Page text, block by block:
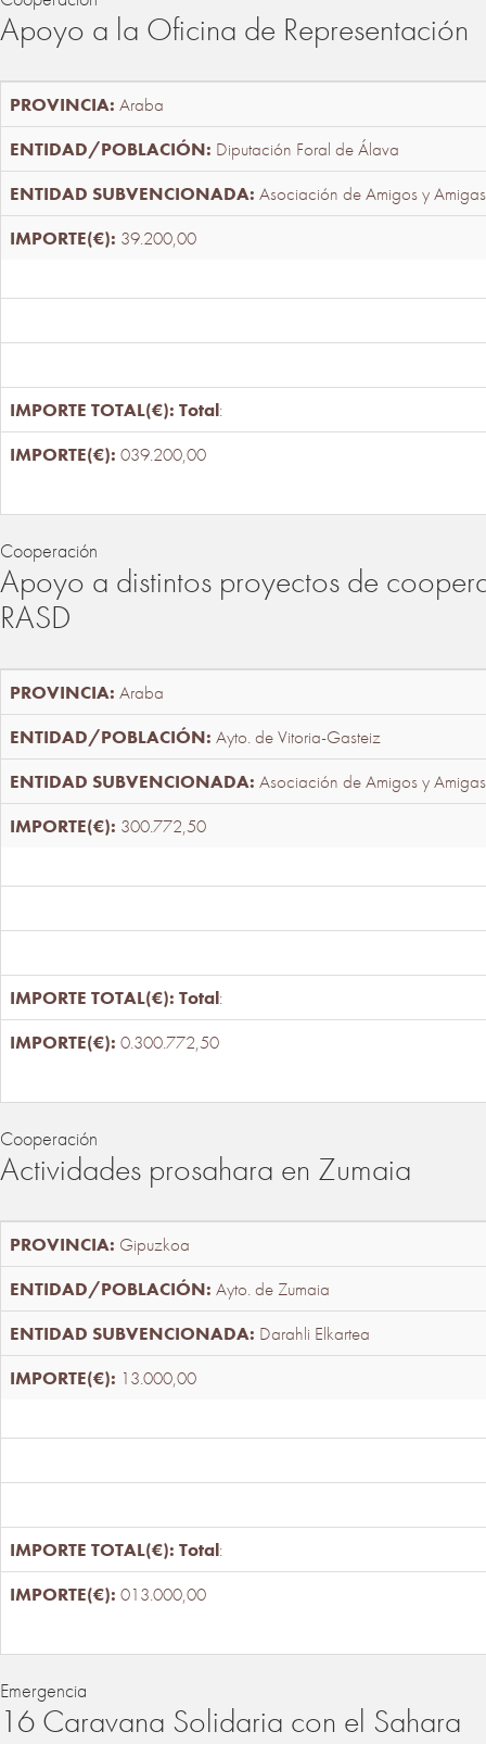
Apoyo a la Oficina de Representación
Araba
Diputación Foral de Álava
Asociación de Amigos y
39.200,00
Total:
039.200,00
Cooperación
Apoyo a distintos proyectos de
RASD
Araba
Ayto. de Vitoria-Gasteiz
Asociación de Amigos y
300.772,50
Total:
0.300.772,50
Cooperación
Actividades prosahara en Zumaia
Gipuzkoa
Ayto. de Zumaia
Darahli Elkartea
13.000,00
Total:
013.000,00
Emergencia
16 Caravana Solidaria con el Sahara